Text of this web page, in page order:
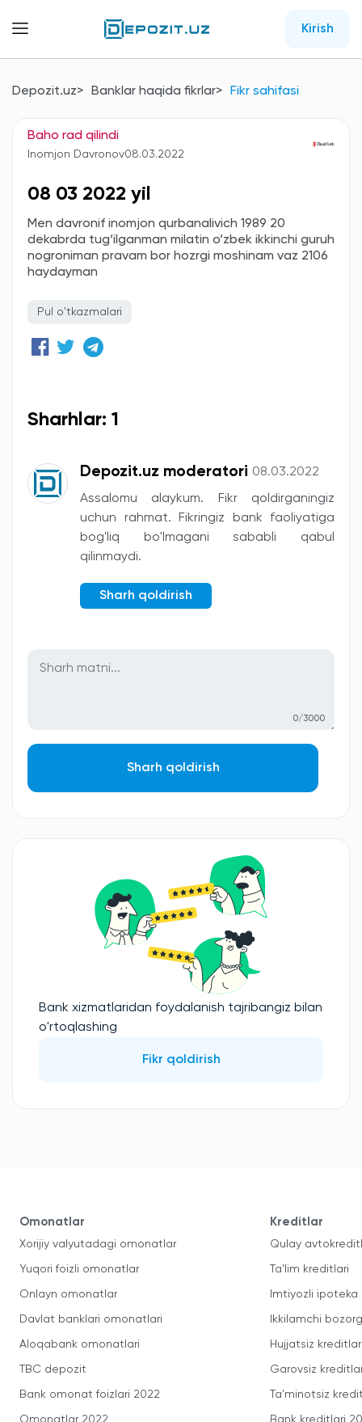
Kirish
Depozit.uz Banklar haqida fikrlar Fikr sahifasi
Baho rad qilindi
Inomjon Davronov08.03.2022
08 03 2022 yil
Men davronif inomjon qurbanalivich 1989 20
dekabrda tug‘ilganman milatin o‘zbek ikkinchi guruh
nogroniman pravam bor hozrgi moshinam vaz 2106
haydayman
Pul o'tkazmalari
Sharhlar: 1
Depozit.uz moderatori 08.03.2022
Assalomu alaykum. Fikr qoldirganingiz
uchun rahmat. Fikringiz bank faoliyatiga
bog'liq bo'lmagani sababli qabul
qilinmaydi.
Sharh qoldirish
0/3000
Sharh qoldirish
Bank xizmatlaridan foydalanish tajribangiz bilan
o'rtoqlashing
Fikr qoldirish
Omonatlar
Xorijiy valyutadagi omonatlar
Yuqori foizli omonatlar
Onlayn omonatlar
Davlat banklari omonatlari
Aloqabank omonatlari
TBC depozit
Bank omonat foizlari 2022
Omonatlar 2022
Kreditlar
Qulay
Ta'lim kreditlari
Imtiyozli ipoteka
Ikkilamchi
Hujjatsiz kreditlar
Garovsiz
Ta'minotsiz
Bank kreditlari